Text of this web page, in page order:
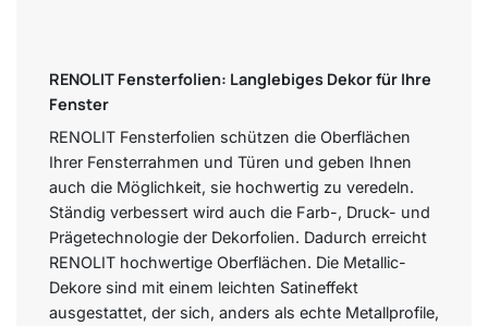
RENOLIT Fensterfolien: Langlebiges Dekor für Ihre
Fenster
RENOLIT Fensterfolien schützen die Oberflächen
Ihrer Fensterrahmen und Türen und geben Ihnen
auch die Möglichkeit, sie hochwertig zu veredeln.
Ständig verbessert wird auch die Farb-, Druck- und
Prägetechnologie der Dekorfolien. Dadurch erreicht
RENOLIT hochwertige Oberflächen. Die Metallic-
Dekore sind mit einem leichten Satineffekt
ausgestattet, der sich, anders als echte Metallprofile,